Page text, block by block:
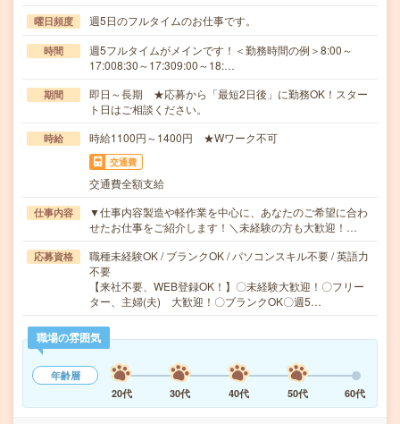
曜日頻度 週5日のフルタイムのお仕事です。
時間
週5フルタイムがメインです！＜勤務時間の例＞8:00～
17:008:30～17:309:00～18:…
期間
即日～長期 ★応募から「最短2日後」に勤務OK！スター
ト日はご相談ください。
時給 時給1100円～1400円 ★Wワーク不可
交通費
交通費全額支給
仕事内容
▼仕事内容製造や軽作業を中心に、あなたのご希望に合わ
せたお仕事をご紹介します！＼未経験の方も大歓迎！…
応募資格
職種未経験OK / ブランクOK / パソコンスキル不要 / 英語力
不要
【来社不要、WEB登録OK！】〇未経験大歓迎！〇フリー
ター、主婦(夫) 大歓迎！〇ブランクOK〇週5…
職場の雰囲気
年齢層
20代
30代 40代 50代 60代